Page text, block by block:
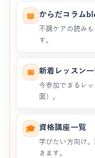
📖 からだコラム
不調ケアの読み
す。
📅 新着レッスン
今参加できるレ
面）。
🎓 資格講座一覧
学びたい方向け
きます。